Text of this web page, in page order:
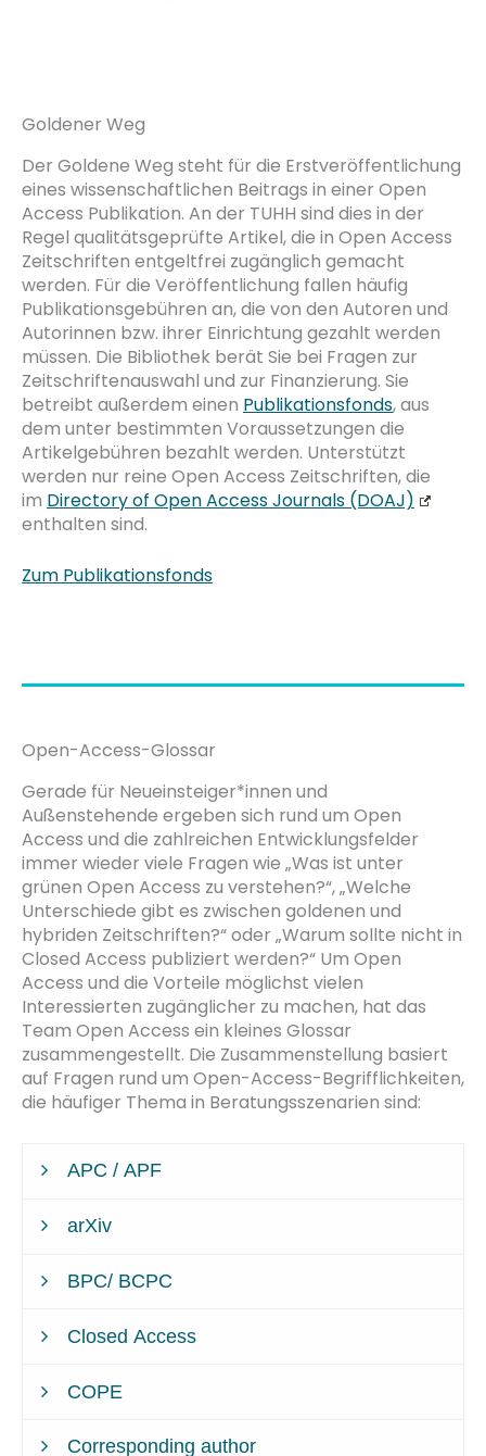
Goldener Weg
Der Goldene Weg steht für die Erstveröffentlichung
eines wissenschaftlichen Beitrags in einer Open
Access Publikation. An der TUHH sind dies in der
Regel qualitätsgeprüfte Artikel, die in Open Access
Zeitschriften entgeltfrei zugänglich gemacht
werden. Für die Veröffentlichung fallen häufig
Publikationsgebühren an, die von den Autoren und
Autorinnen bzw. ihrer Einrichtung gezahlt werden
müssen. Die Bibliothek berät Sie bei Fragen zur
Zeitschriftenauswahl und zur Finanzierung. Sie
betreibt außerdem einen Publikationsfonds, aus
dem unter bestimmten Voraussetzungen die
Artikelgebühren bezahlt werden. Unterstützt
werden nur reine Open Access Zeitschriften, die
im Directory of Open Access Journals (DOAJ)
enthalten sind.
Zum Publikationsfonds
Open-Access-Glossar
Gerade für Neueinsteiger*innen und
Außenstehende ergeben sich rund um Open
Access und die zahlreichen Entwicklungsfelder
immer wieder viele Fragen wie „Was ist unter
grünen Open Access zu verstehen?“, „Welche
Unterschiede gibt es zwischen goldenen und
hybriden Zeitschriften?“ oder „Warum sollte nicht in
Closed Access publiziert werden?“ Um Open
Access und die Vorteile möglichst vielen
Interessierten zugänglicher zu machen, hat das
Team Open Access ein kleines Glossar
zusammengestellt. Die Zusammenstellung basiert
auf Fragen rund um Open-Access-Begrifflichkeiten,
die häufiger Thema in Beratungsszenarien sind: